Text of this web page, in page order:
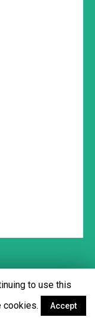
to use this
cookies.
Accept